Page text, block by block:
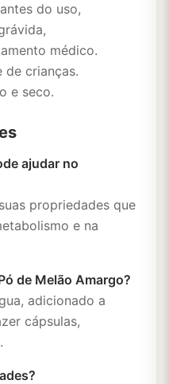
do uso,
médico.
de crianças.
e seco.
ajudar no
propriedades que
e na
de Melão Amargo?
adicionado a
cápsulas,